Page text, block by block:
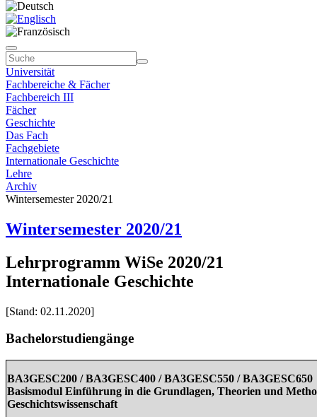
Universität
Fachbereiche & Fächer
Fachbereich III
Fächer
Geschichte
Das Fach
Fachgebiete
Internationale Geschichte
Lehre
Archiv
Wintersemester 2020/21
Wintersemester 2020/21
Lehrprogramm WiSe 2020/21
Internationale Geschichte
[Stand: 02.11.2020]
Bachelorstudiengänge
BA3GESC200 / BA3GESC400 / BA3GESC550 / BA3GESC650
Basismodul Einführung in die Grundlagen, Theorien und
Geschichtswissenschaft